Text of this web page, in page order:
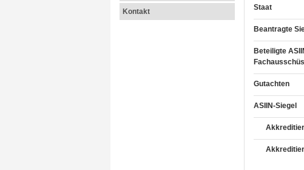
Kontakt Staat
Beantragte
Beteiligte
Gutachten
ASIIN-Siegel